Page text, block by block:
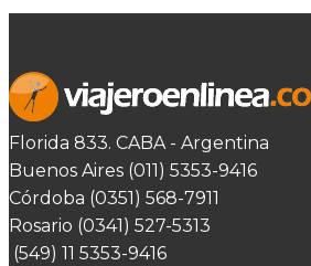
Florida 833. CABA - Argentina
Buenos Aires (011) 5353-9416
Córdoba (0351) 568-7911
Rosario (0341) 527-5313
(549) 11 5353-9416